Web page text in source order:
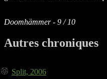
Doomhämmer - 9 / 10
Autres chroniques
Split, 2006